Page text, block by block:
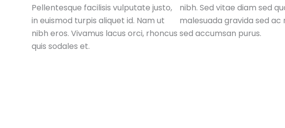
Pellentesque facilisis vulputate justo,
in euismod turpis aliquet id. Nam ut
nibh eros. Vivamus lacus orci, rhoncus
quis sodales et.
nibh. Sed vitae diam sed
malesuada gravida sed ac
sed accumsan purus.